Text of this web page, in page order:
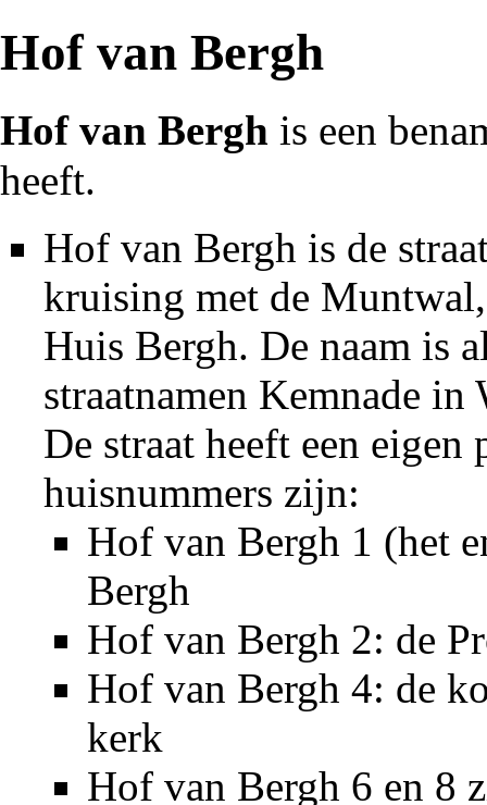
Hof van Bergh
Hof van Bergh is een
heeft.
Hof van Bergh is de
kruising met de Muntwal
Huis Bergh. De naam is
straatnamen Kemnade in
De straat heeft een
huisnummers zijn:
Hof van Bergh 1 (het
Bergh
Hof van Bergh 2: de
Hof van Bergh 4: de
kerk
Hof van Bergh 6 en 8